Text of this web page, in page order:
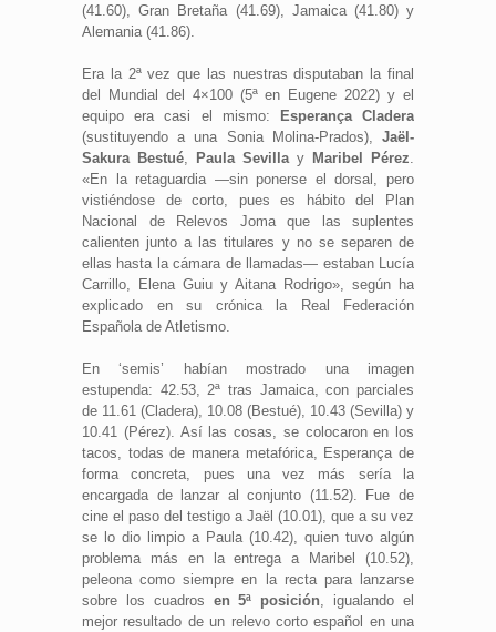
(41.60), Gran Bretaña (41.69), Jamaica (41.80) y
Alemania (41.86).
Era la 2ª vez que las nuestras disputaban la final
del Mundial del 4×100 (5ª en Eugene 2022) y el
equipo era casi el mismo: Esperança Cladera
(sustituyendo a una Sonia Molina-Prados), Jaël-
Sakura Bestué
Paula Sevilla y Maribel Pérez
«En la retaguardia —sin ponerse el dorsal, pero
vistiéndose de corto, pues es hábito del Plan
Nacional de Relevos Joma que las suplentes
calienten junto a las titulares y no se separen de
ellas hasta la cámara de llamadas— estaban Lucía
Carrillo, Elena Guiu y Aitana Rodrigo», según ha
explicado en su crónica la Real Federación
Española de Atletismo.
En ‘semis’ habían mostrado una imagen
estupenda: 42.53, 2ª tras Jamaica, con parciales
de 11.61 (Cladera), 10.08 (Bestué), 10.43 (Sevilla) y
10.41 (Pérez). Así las cosas, se colocaron en los
tacos, todas de manera metafórica, Esperança de
forma concreta, pues una vez más sería la
encargada de lanzar al conjunto (11.52). Fue de
cine el paso del testigo a Jaël (10.01), que a su vez
se lo dio limpio a Paula (10.42), quien tuvo algún
problema más en la entrega a Maribel (10.52),
peleona como siempre en la recta para lanzarse
sobre los cuadros en 5ª posición , igualando el
mejor resultado de un relevo corto español en una